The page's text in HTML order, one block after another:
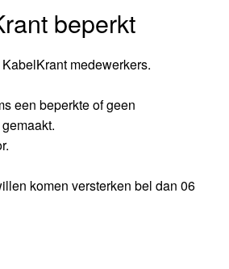
beperkt
medewerkers.
een beperkte of geen
komen versterken bel dan 06